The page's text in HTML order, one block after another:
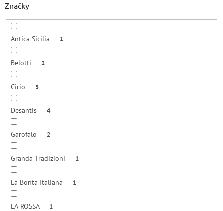
Značky
Antica Sicilia 1
Belotti 2
Cirio 5
Desantis 4
Garofalo 2
Granda Tradizioni 1
La Bonta Italiana 1
LA ROSSA 1